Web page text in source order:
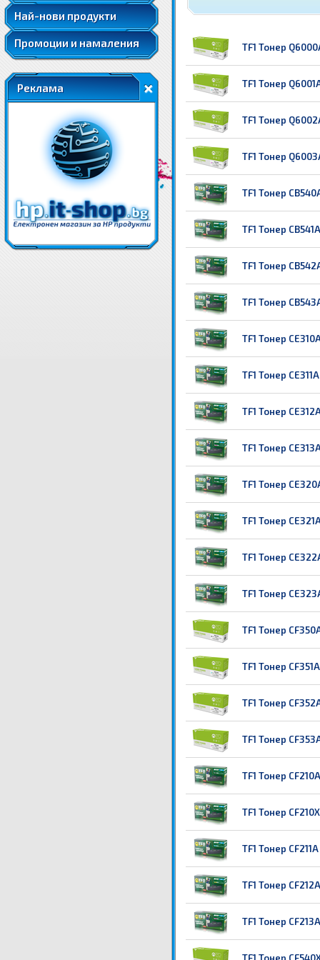
Най-нови продукти
Промоции и намаления
Реклама
TF1 Тонер
TF1 Тонер
TF1 Тонер
TF1 Тонер
TF1 Тонер
TF1 Тонер
TF1 Тонер
TF1 Тонер
TF1 Тонер
TF1 Тонер
TF1 Тонер
TF1 Тонер
TF1 Тонер
TF1 Тонер
TF1 Тонер
TF1 Тонер
TF1 Тонер
TF1 Тонер
TF1 Тонер
TF1 Тонер
TF1 Тонер
TF1 Тонер
TF1 Тонер
TF1 Тонер
TF1 Тонер